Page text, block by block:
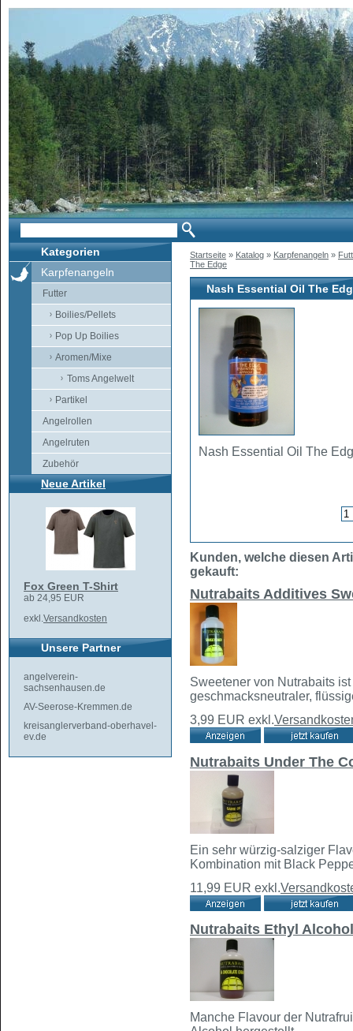
Kategorien
Karpfenangeln
Futter
Boilies/Pellets
Pop Up Boilies
Aromen/Mixe
Toms Angelwelt
Partikel
Angelrollen
Angelruten
Zubehör
Neue Artikel
Fox Green T-Shirt
ab 24,95 EUR
exkl.Versandkosten
Unsere Partner
angelverein-
sachsenhausen.de
AV-Seerose-Kremmen.de
kreisanglerverband-oberhavel-
ev.de
Startseite » Katalog » Karpfenangeln »
The Edge
Nash Essential Oil The
Nash Essential Oil The
Kunden, welche diesen
gekauft:
Nutrabaits Additives
Sweetener von Nutrabaits
geschmacksneutraler,
3,99 EUR exkl.
Nutrabaits Under The
Ein sehr würzig-salziger
Kombination mit Black
11,99 EUR exkl.
Nutrabaits Ethyl
Manche Flavour der